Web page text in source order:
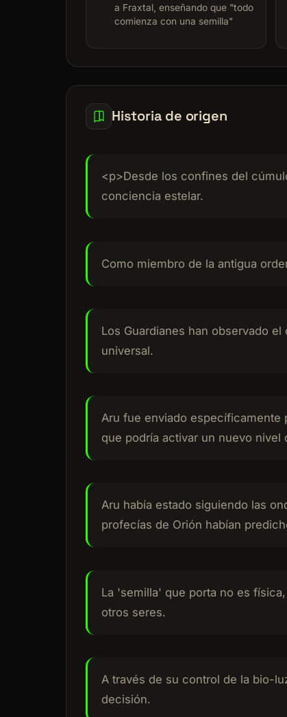
a Fraxtal, enseñando que "todo
comienza con una semilla"
Historia de origen
<p>Desde los confines del
conciencia estelar.
Como miembro de la antigua
Los Guardianes han observado
universal.
Aru fue enviado específicamente
que podría activar un nuevo
Aru había estado siguiendo las
profecías de Orión habían
La 'semilla' que porta no es
otros seres.
A través de su control de la bio-
decisión.